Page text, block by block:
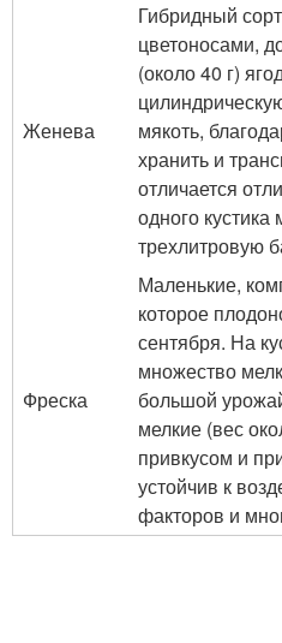
Женева
Гибридный
цветоносами,
(около 40 г)
мякоть,
хранить и
отличается
одного
трехлитровую
Фреска
Маленькие,
которое
сентября. На
множество
большой
мелкие (вес
привкусом и
устойчив к
факторов и